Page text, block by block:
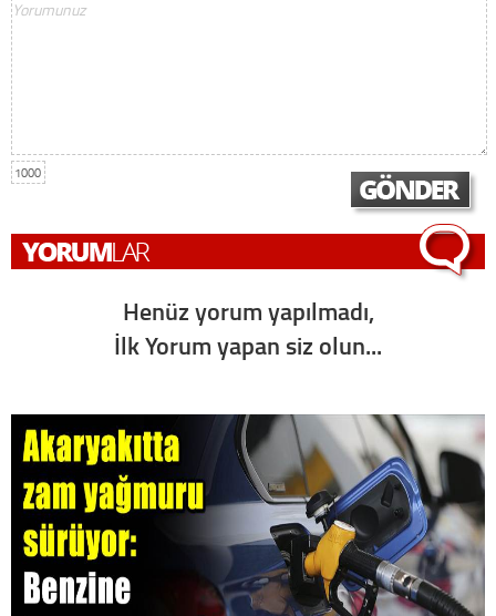
1000
Henüz yorum yapılmadı,
İlk Yorum yapan siz olun...